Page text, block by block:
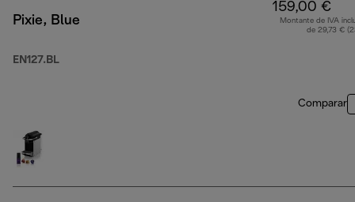
Pixie, Blue
EN127.BL
159,00 €
Montante de IVA
de 29,73 €
Comparar